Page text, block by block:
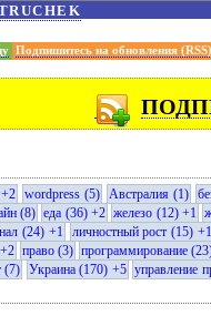
Подпишитесь на обновления (RSS)
wordpress (5) Австралия (1)
(8) еда (36) +2 железо (12) +1
(24) +1 личностный рост (15) +1
право (3) программирование
(7) Украина (170) +5 управление